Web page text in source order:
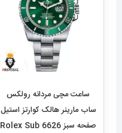
ساعت مچی مردانه رولکس
ساب مارینر هالک کوارتز استیل
صفحه سبز 6626 Rolex Sub